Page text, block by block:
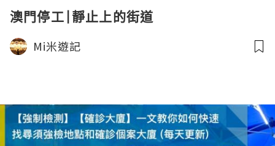
澳門停工|靜止上的街道
Mi米遊記